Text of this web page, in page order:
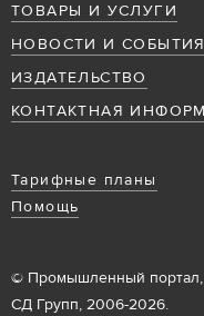
ТОВАРЫ И УСЛУГИ
НОВОСТИ И СОБЫТИЯ
ИЗДАТЕЛЬСТВО
КОНТАКТНАЯ
Тарифные планы
Помощь
© Промышленный портал,
СД Групп, 2006-2026.